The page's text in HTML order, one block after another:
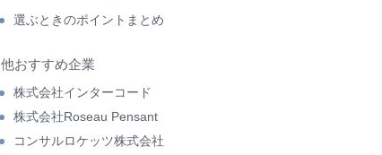
選ぶときのポイントまとめ
他おすすめ企業
株式会社インターコード
株式会社Roseau Pensant
コンサルロケッツ株式会社